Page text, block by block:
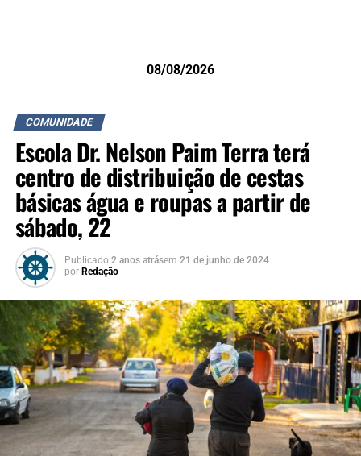
08/08/2026
COMUNIDADE
Escola Dr. Nelson Paim Terra terá
centro de distribuição de cestas
básicas água e roupas a partir de
sábado, 22
Publicado 2 anos atrásem 21 de junho de 2024
por Redação